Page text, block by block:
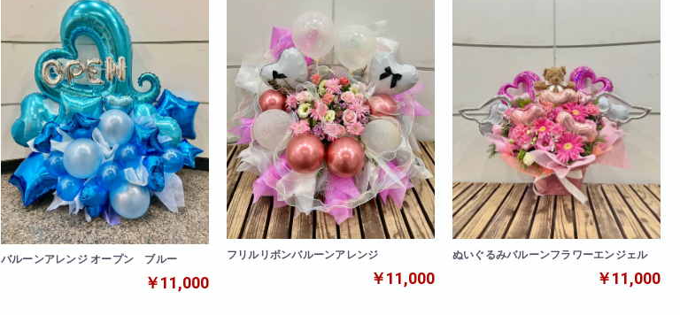
バルーンアレンジ オープン ブルー
￥11,000
フリルリボンバルーンアレンジ
￥11,000
ぬいぐるみバルーンフラワーエンジェル
￥11,000